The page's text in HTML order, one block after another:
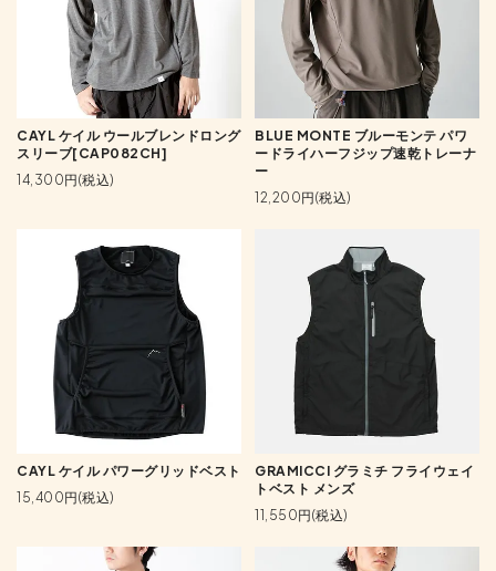
CAYL ケイル ウールブレンドロング
スリーブ[CAP082CH]
14,300円(税込)
BLUE MONTE ブルーモンテ パワ
ードライハーフジップ速乾トレーナ
ー
12,200円(税込)
CAYL ケイル パワーグリッドベスト
15,400円(税込)
GRAMICCI グラミチ フライウェイ
トベスト メンズ
11,550円(税込)